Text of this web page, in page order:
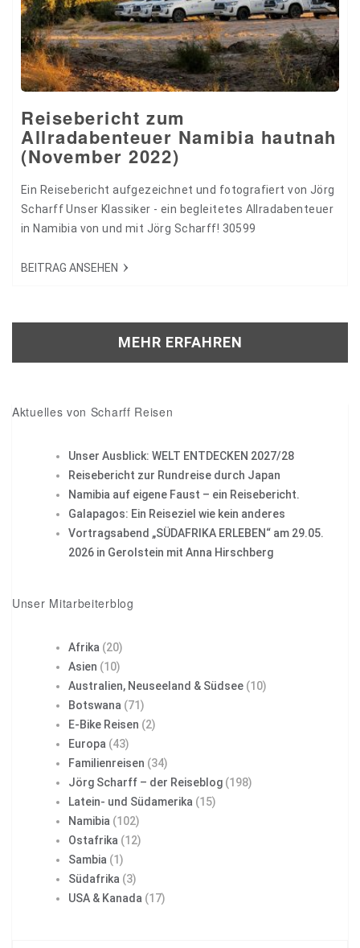
Reisebericht zum
Allradabenteuer Namibia hautnah
(November 2022)
Ein Reisebericht aufgezeichnet und fotografiert von Jörg
Scharff Unser Klassiker - ein begleitetes Allradabenteuer
in Namibia von und mit Jörg Scharff! 30599
BEITRAG ANSEHEN
MEHR ERFAHREN
Aktuelles von Scharff Reisen
Unser Ausblick: WELT ENTDECKEN 2027/28
Reisebericht zur Rundreise durch Japan
Namibia auf eigene Faust – ein Reisebericht.
Galapagos: Ein Reiseziel wie kein anderes
Vortragsabend „SÜDAFRIKA ERLEBEN“ am 29.05.
2026 in Gerolstein mit Anna Hirschberg
Unser Mitarbeiterblog
Afrika (20)
Asien (10)
Australien, Neuseeland & Südsee (10)
Botswana (71)
E-Bike Reisen (2)
Europa (43)
Familienreisen (34)
Jörg Scharff – der Reiseblog (198)
Latein- und Südamerika (15)
Namibia (102)
Ostafrika (12)
Sambia (1)
Südafrika (3)
USA & Kanada (17)